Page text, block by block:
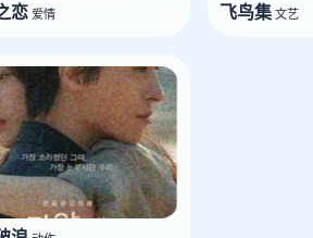
恋爱情 飞鸟集 文艺